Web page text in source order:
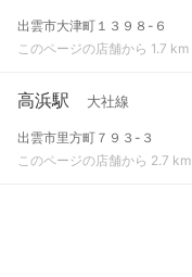
出雲市大津町１３９８-６
このページの店舗から 1.7 km
高浜駅 大社線
出雲市里方町７９３-３
このページの店舗から 2.7 km